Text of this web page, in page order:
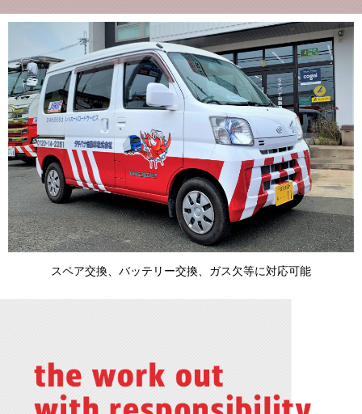
スペア交換、バッテリー交換、ガス欠等に対応可能